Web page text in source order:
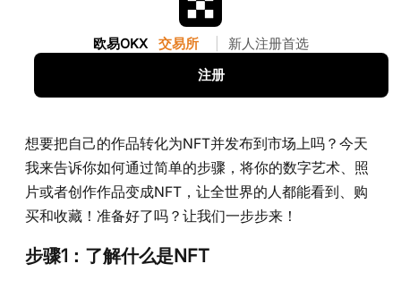
欧易OKX 交易所 新人注册首选
注册
想要把自己的作品转化为NFT并发布到市场上吗？今天
我来告诉你如何通过简单的步骤，将你的数字艺术、照
片或者创作作品变成NFT，让全世界的人都能看到、购
买和收藏！准备好了吗？让我们一步步来！
步骤1：了解什么是NFT